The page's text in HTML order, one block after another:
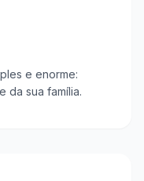
e enorme:
da sua família.